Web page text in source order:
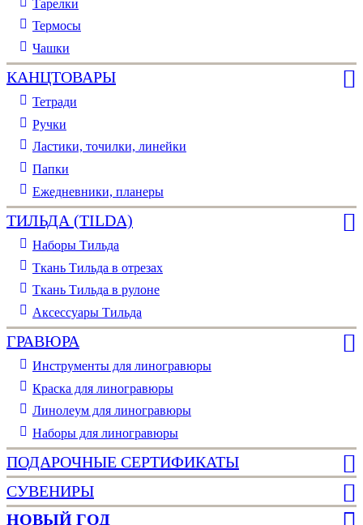
Тарелки
Термосы
Чашки
КАНЦТОВАРЫ
Тетради
Ручки
Ластики, точилки, линейки
Папки
Ежедневники, планеры
ТИЛЬДА (TILDA)
Наборы Тильда
Ткань Тильда в отрезах
Ткань Тильда в рулоне
Аксессуары Тильда
ГРАВЮРА
Инструменты для линогравюры
Краска для линогравюры
Линолеум для линогравюры
Наборы для линогравюры
ПОДАРОЧНЫЕ СЕРТИФИКАТЫ
СУВЕНИРЫ
НОВЫЙ ГОД